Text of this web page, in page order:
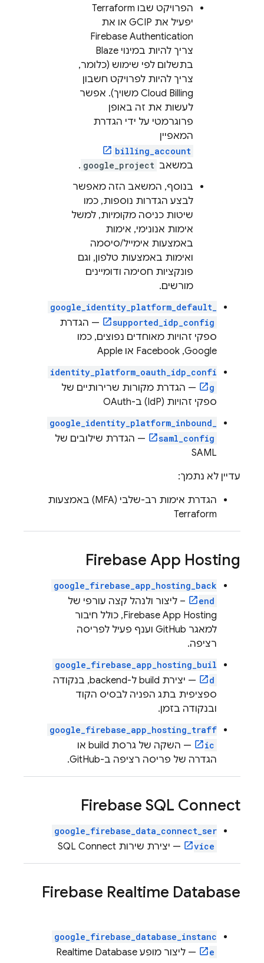
הפרויקט שבו Terraform
יפעיל את GCIP או את
Firebase Authentication
צריך להיות במינוי Blaze
בתשלום לפי שימוש (כלומר,
צריך להיות לפרויקט חשבון
Cloud Billing משויך). אפשר
לעשות את זה באופן
פרוגרמטי על ידי הגדרת
המאפיין
billing_account
במשאב google_project
.
בנוסף, המשאב הזה מאפשר
לבצע הגדרות נוספות, כמו
שיטות כניסה מקומיות, למשל
אימות אנונימי, אימות
באמצעות אימייל/סיסמה
ואימות באמצעות טלפון, וגם
פונקציות חסימה ודומיינים
מורשים.
google_identity_platform_default_
supported_idp_config
— הגדרת
ספקי זהויות מאוחדים נפוצים, כמו
Google,‏ Facebook או Apple
identity_platform_oauth_idp_confi
g
— הגדרת מקורות שרירותיים של
ספקי זהויות (IdP) ב-OAuth
google_identity_platform_inbound_
saml_config
— הגדרת שילובים של
SAML
עדיין לא נתמך:
הגדרת אימות רב-שלבי (MFA) באמצעות
Terraform
Firebase App Hosting
google_firebase_app_hosting_back
end
– ליצור ולנהל קצה עורפי של
Firebase App Hosting, כולל חיבור
למאגר GitHub וענף פעיל לפריסה
רציפה.
google_firebase_app_hosting_buil
d
— יצירת build ל-backend, בנקודה
ספציפית בתג הפניה לבסיס הקוד
ובנקודה בזמן.
google_firebase_app_hosting_traff
ic
— השקה של גרסת build או
הגדרה של פריסה רציפה ב-GitHub.
Firebase SQL Connect
google_firebase_data_connect_ser
vice
— יצירת שירות SQL Connect
Firebase Realtime Database
google_firebase_database_instanc
e
— ליצור מופע Realtime Database